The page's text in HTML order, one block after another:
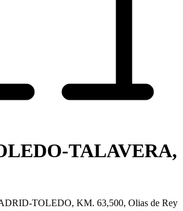
TALAVERA,
TOLEDO, KM. 63,500, Olias de Rey